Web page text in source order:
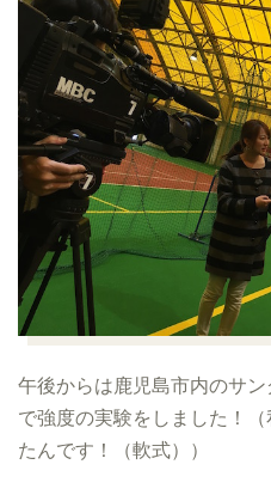
午後からは鹿児島市内のサ
で強度の実験をしました！
たんです！（軟式））